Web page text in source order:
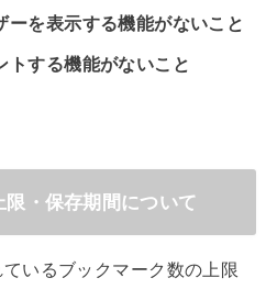
ーを表示する機能がないこと
トする機能がないこと
・保存期間について
いるブックマーク数の上限